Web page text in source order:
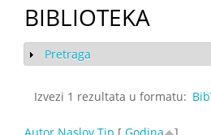
BIBLIOTEKA
Show
Pretraga
Izvezi 1 rezultata u formatu:
Autor Naslov Tip [ Godina
]